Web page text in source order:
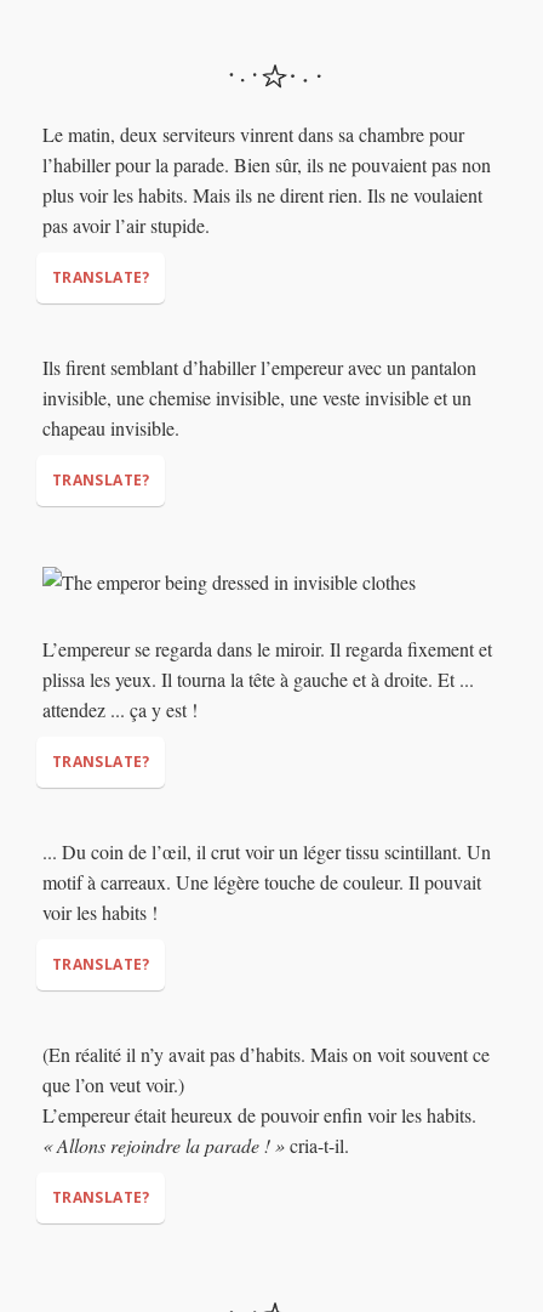
Le matin, deux serviteurs vinrent dans sa chambre pour
l’habiller pour la parade. Bien sûr, ils ne pouvaient pas non
plus voir les habits. Mais ils ne dirent rien. Ils ne voulaient
pas avoir l’air stupide.
TRANSLATE?
(nothing)
Ils firent semblant d’habiller l’empereur avec un pantalon
invisible, une chemise invisible, une veste invisible et un
chapeau invisible.
TRANSLATE?
L’empereur se regarda dans le miroir. Il regarda fixement et
plissa les yeux. Il tourna la tête à gauche et à droite. Et ...
attendez ... ça y est !
TRANSLATE?
... Du coin de l’œil, il crut voir un léger tissu scintillant. Un
motif à carreaux. Une légère touche de couleur. Il pouvait
voir les habits !
TRANSLATE?
(En réalité il n’y avait pas d’habits. Mais on voit souvent ce
que l’on veut voir.)
L’empereur était heureux de pouvoir enfin voir les habits.
« Allons rejoindre la parade ! »cria-t-il.
TRANSLATE?